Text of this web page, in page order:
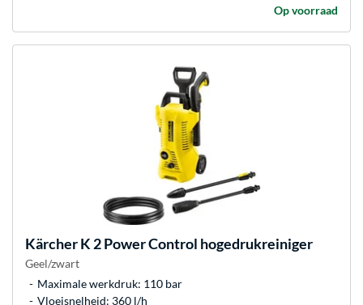
Op voorraad
KärcherK 2 Power Control hogedrukreiniger
Geel/zwart
Maximale werkdruk: 110 bar
Vloeisnelheid: 360 l/h